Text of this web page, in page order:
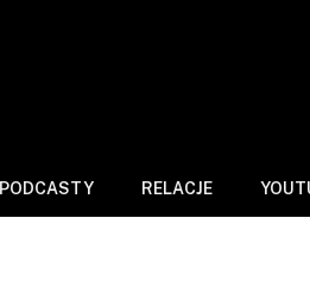
PODCASTY RELACJE